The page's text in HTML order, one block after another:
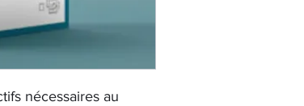
nécessaires au